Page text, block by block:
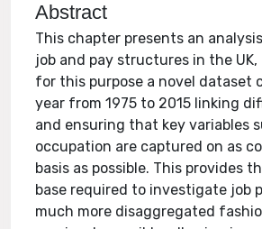
Abstract
This chapter presents an
job and pay structures in the
for this purpose a novel dataset
year from 1975 to 2015 linking
and ensuring that key variables
occupation are captured on as
basis as possible. This provides
base required to investigate job
much more disaggregated